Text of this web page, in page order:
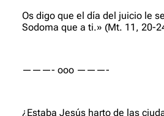
Os digo que el día del juicio le
Sodoma que a ti.» (Mt. 11, 20-
———- ooo ———-
¿Estaba Jesús harto de las